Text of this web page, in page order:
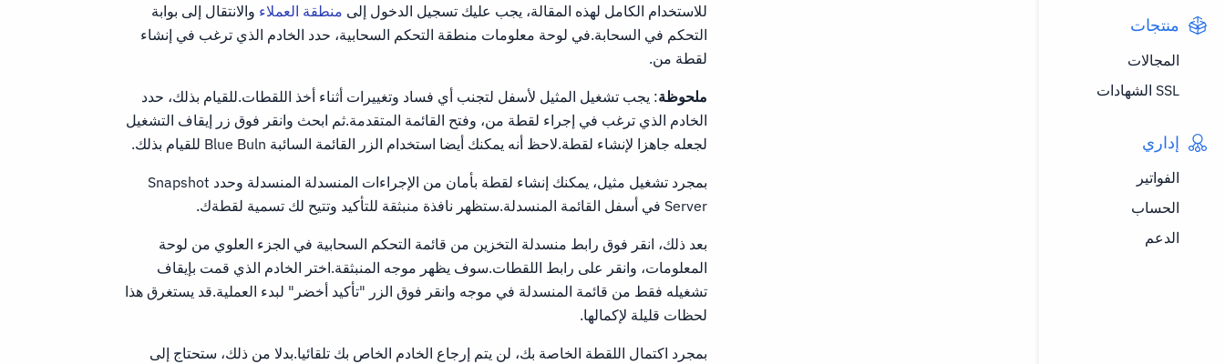
منتجات
المجالات
SSL الشهادات
إداري
الفواتير
الحساب
الدعم
للاستخدام الكامل لهذه المقالة، يجب عليك تسجيل الدخول إلى منطقة العملاء والانتقال إلى بوابة
التحكم في السحابة.في لوحة معلومات منطقة التحكم السحابية، حدد الخادم الذي ترغب في إنشاء
لقطة من.
ملحوظة: يجب تشغيل المثيل لأسفل لتجنب أي فساد وتغييرات أثناء أخذ اللقطات.للقيام بذلك، حدد
الخادم الذي ترغب في إجراء لقطة من، وفتح القائمة المتقدمة.ثم ابحث وانقر فوق زر إيقاف التشغيل
لجعله جاهزا لإنشاء لقطة.لاحظ أنه يمكنك أيضا استخدام الزر القائمة السائبة Blue Buln للقيام بذلك.
بمجرد تشغيل مثيل، يمكنك إنشاء لقطة بأمان من الإجراءات المنسدلة المنسدلة وحدد Snapshot
Server في أسفل القائمة المنسدلة.ستظهر نافذة منبثقة للتأكيد وتتيح لك تسمية لقطةك.
بعد ذلك، انقر فوق رابط منسدلة التخزين من قائمة التحكم السحابية في الجزء العلوي من لوحة
المعلومات، وانقر على رابط اللقطات.سوف يظهر موجه المنبثقة.اختر الخادم الذي قمت بإيقاف
تشغيله فقط من قائمة المنسدلة في موجه وانقر فوق الزر "تأكيد أخضر" لبدء العملية.قد يستغرق هذا
لحظات قليلة لإكمالها.
بمجرد اكتمال اللقطة الخاصة بك، لن يتم إرجاع الخادم الخاص بك تلقائيا.بدلا من ذلك، ستحتاج إلى